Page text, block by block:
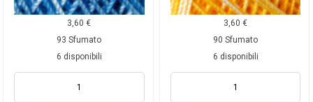
3,60€
93 Sfumato
6 disponibili
3,60€
90 Sfumato
6 disponibili